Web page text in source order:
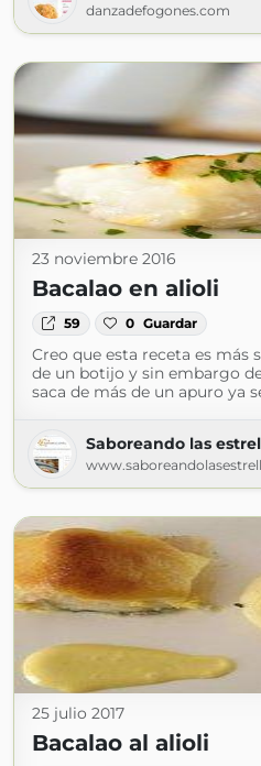
danzadefogones.com
23 noviembre 2016
Bacalao en alioli
59 0 Guardar
Creo que esta receta es más
de un botijo y sin embargo
saca de más de un apuro ya
Saboreando las
25 julio 2017
Bacalao al alioli